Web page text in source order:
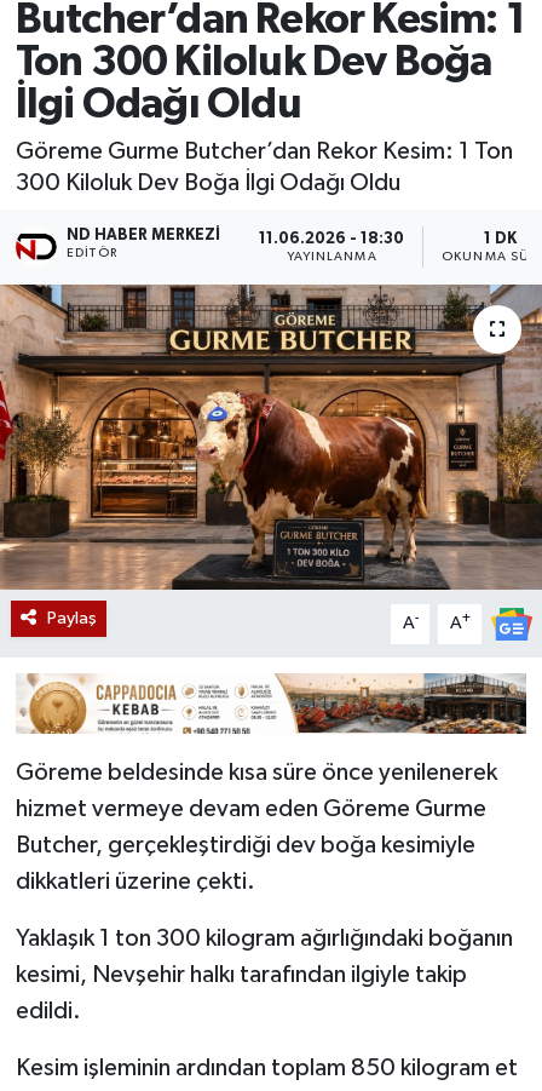
Butcher’dan Rekor Kesim: 1
Ton 300 Kiloluk Dev Boğa
İlgi Odağı Oldu
Göreme Gurme Butcher’dan Rekor Kesim: 1 Ton
300 Kiloluk Dev Boğa İlgi Odağı Oldu
ND HABER MERKEZI
EDITÖR
11.06.2026 - 18:30
YAYINLANMA
1 DK
OKUNMA
Paylaş A- A+
Göreme beldesinde kısa süre önce yenilenerek
hizmet vermeye devam eden Göreme Gurme
Butcher, gerçekleştirdiği dev boğa kesimiyle
dikkatleri üzerine çekti.
Yaklaşık 1 ton 300 kilogram ağırlığındaki boğanın
kesimi, Nevşehir halkı tarafından ilgiyle takip
edildi.
Kesim işleminin ardından toplam 850 kilogram et